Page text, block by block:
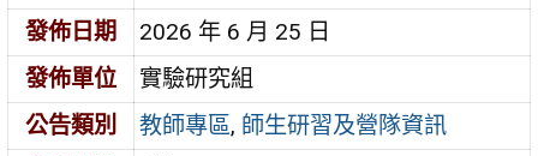
發佈日期
2026 年 6 月 25 日
發佈單位
實驗研究組
公告類別
教師專區, 師生研習及營隊資訊